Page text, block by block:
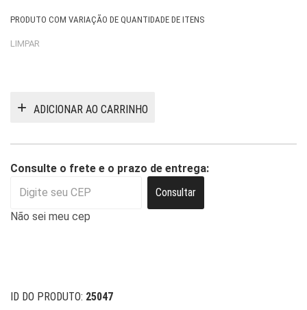
PRODUTO COM VARIAÇÃO DE QUANTIDADE DE ITENS
LIMPAR
ADICIONAR AO CARRINHO
Consulte o frete e o prazo de entrega:
Consultar
Não sei meu cep
ID DO PRODUTO: 25047